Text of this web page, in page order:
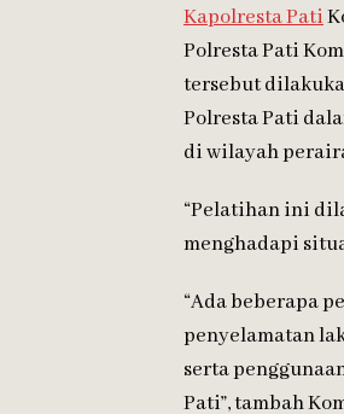
Kapolresta Pati
Polresta Pati
tersebut
Polresta Pati
di wilayah
“Pelatihan ini
menghadapi
“Ada beberapa
penyelamatan
serta
Pati”, tambah